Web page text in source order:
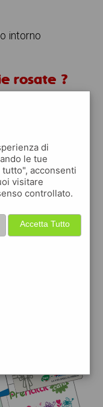
intorno
rosate ?
app
un'app per
che ti premia ogni
inbuoni sconto
fare
di
le tue
acconsenti
visitare
controllato.
Accetta Tutto